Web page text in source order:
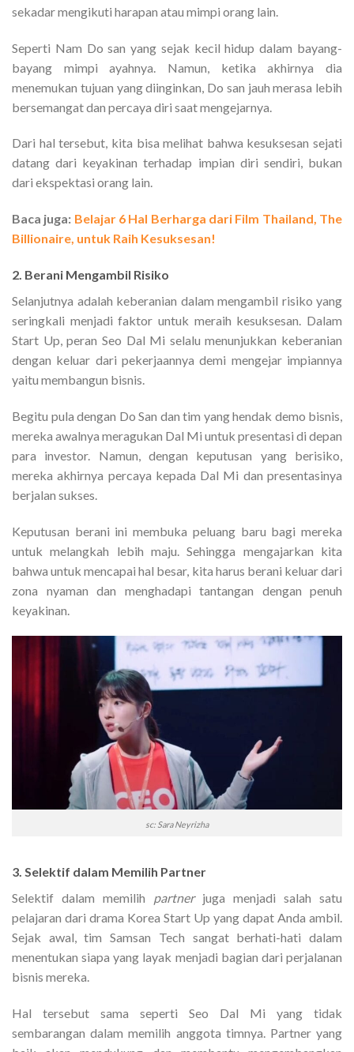
sekadar mengikuti harapan atau mimpi orang lain.
Seperti Nam Do san yang sejak kecil hidup dalam bayang-
bayang mimpi ayahnya. Namun, ketika akhirnya dia
menemukan tujuan yang diinginkan, Do san jauh merasa lebih
bersemangat dan percaya diri saat mengejarnya.
Dari hal tersebut, kita bisa melihat bahwa kesuksesan sejati
datang dari keyakinan terhadap impian diri sendiri, bukan
dari ekspektasi orang lain.
Baca juga: Belajar 6 Hal Berharga dari Film Thailand, The
Billionaire, untuk Raih Kesuksesan!
2. Berani Mengambil Risiko
Selanjutnya adalah keberanian dalam mengambil risiko yang
seringkali menjadi faktor untuk meraih kesuksesan. Dalam
Start Up, peran Seo Dal Mi selalu menunjukkan keberanian
dengan keluar dari pekerjaannya demi mengejar impiannya
yaitu membangun bisnis.
Begitu pula dengan Do San dan tim yang hendak demo bisnis,
mereka awalnya meragukan Dal Mi untuk presentasi di depan
para investor. Namun, dengan keputusan yang berisiko,
mereka akhirnya percaya kepada Dal Mi dan presentasinya
berjalan sukses.
Keputusan berani ini membuka peluang baru bagi mereka
untuk melangkah lebih maju. Sehingga mengajarkan kita
bahwa untuk mencapai hal besar, kita harus berani keluar dari
zona nyaman dan menghadapi tantangan dengan penuh
keyakinan.
sc: Sara Neyrizha
3. Selektif dalam Memilih Partner
Selektif dalam memilih partner juga menjadi salah satu
pelajaran dari drama Korea Start Up yang dapat Anda ambil.
Sejak awal, tim Samsan Tech sangat berhati-hati dalam
menentukan siapa yang layak menjadi bagian dari perjalanan
bisnis mereka.
Hal tersebut sama seperti Seo Dal Mi yang tidak
sembarangan dalam memilih anggota timnya. Partner yang